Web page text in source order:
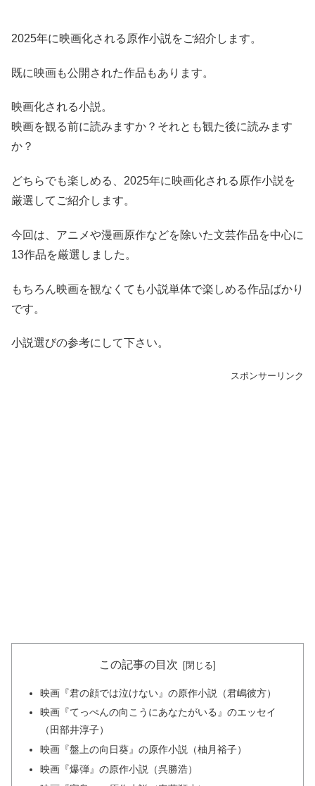
2025年に映画化される原作小説をご紹介します。
既に映画も公開された作品もあります。
映画化される小説。
映画を観る前に読みますか？それとも観た後に読みます
か？
どちらでも楽しめる、2025年に映画化される原作小説を
厳選してご紹介します。
今回は、アニメや漫画原作などを除いた文芸作品を中心に
13作品を厳選しました。
もちろん映画を観なくても小説単体で楽しめる作品ばかり
です。
小説選びの参考にして下さい。
スポンサーリンク
この記事の目次
映画『君の顔では泣けない』の原作小説（君嶋彼方）
映画『てっぺんの向こうにあなたがいる』のエッセイ
（田部井淳子）
映画『盤上の向日葵』の原作小説（柚月裕子）
映画『爆弾』の原作小説（呉勝浩）